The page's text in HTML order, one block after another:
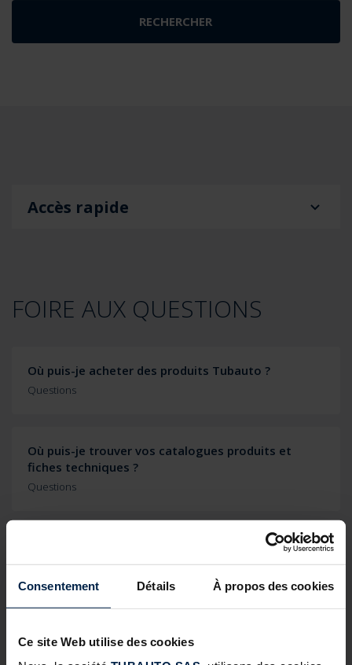
Consentement Détails À propos des cookies
Ce site Web utilise des cookies
FOIRE AUX QUESTIONS
Où puis-je acheter des produits Tubauto ?
Questions
Où puis-je trouver vos catalogues produits et
fiches techniques ?
Questions
DOCUMENTATION ET FICHES
TECHNIQUES
Accès rapide